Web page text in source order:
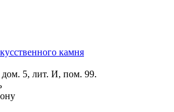
камня
5, лит. И, пом. 99.